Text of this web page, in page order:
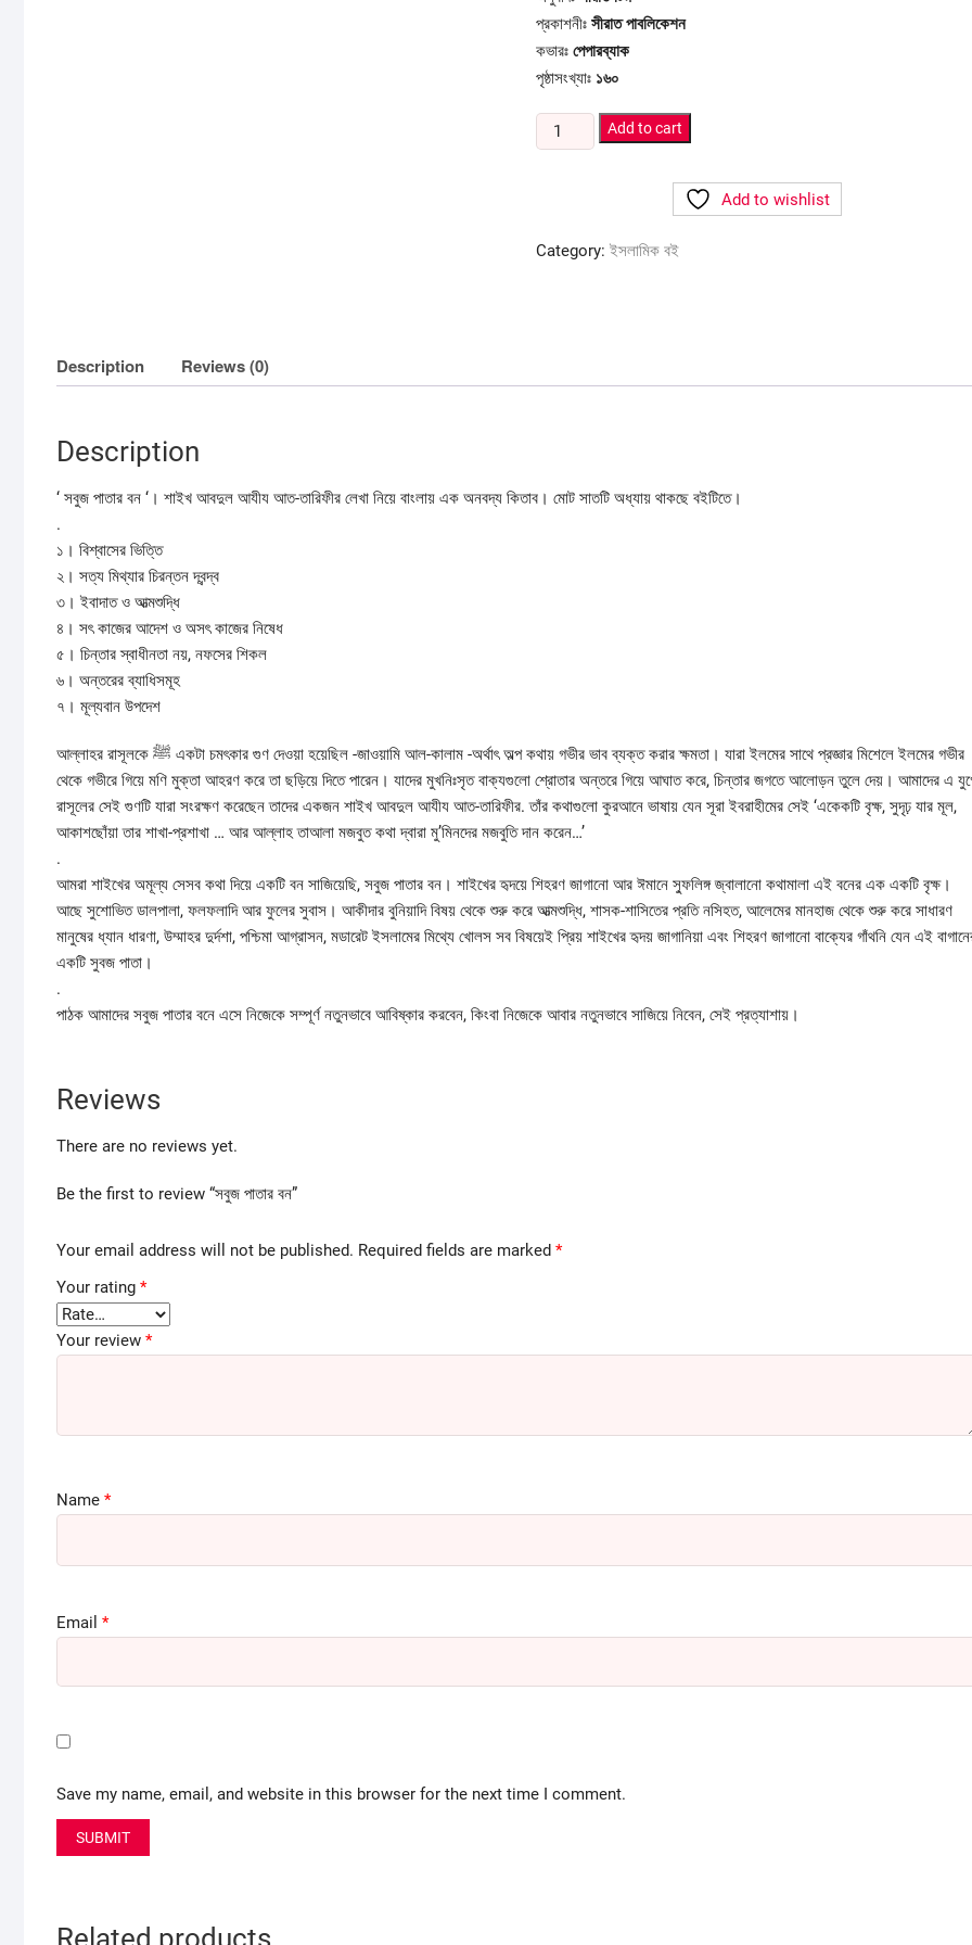
প্রকাশনীঃ সীরাত পাবলিকেশন
কভারঃ পেপারব্যাক
পৃষ্ঠাসংখ্যাঃ ১৬০
সবুজ
পাতার
Add to cart
Add to wishlist
Category: ইসলামিক বই
Description Reviews (0)
Description
‘ সবুজ পাতার বন ‘। শাইখ আবদুল আযীয আত-তারিফীর লেখা নিয়ে বাংলায় এক অনবদ্য কিতাব। মোট সাতটি অধ্যায় থাকছে বইটিতে।
.
১। বিশ্বাসের ভিত্তি
২। সত্য মিথ্যার চিরন্তন দ্বন্দ্ব
৩। ইবাদাত ও আত্মশুদ্ধি
৪। সৎ কাজের আদেশ ও অসৎ কাজের নিষেধ
৫। চিন্তার স্বাধীনতা নয়, নফসের শিকল
৬। অন্তরের ব্যাধিসমূহ
৭। মূল্যবান উপদেশ
আল্লাহর রাসূলকে ﷺ একটা চমৎকার গুণ দেওয়া হয়েছিল -জাওয়ামি আল-কালাম -অর্থাৎ অল্প কথায় গভীর ভাব ব্যক্ত করার ক্ষমতা। যারা ইলমের সাথে প্রজ্ঞার মিশেলে ইলমের গভীর
থেকে গভীরে গিয়ে মণি মুক্তা আহরণ করে তা ছড়িয়ে দিতে পারেন। যাদের মুখনিঃসৃত বাক্যগুলো শ্রোতার অন্তরে গিয়ে আঘাত করে, চিন্তার জগতে আলোড়ন তুলে দেয়। আমাদের এ
রাসূলের সেই গুণটি যারা সংরক্ষণ করেছেন তাদের একজন শাইখ আবদুল আযীয আত-তারিফীর. তাঁর কথাগুলো কুরআনে ভাষায় যেন সূরা ইবরাহীমের সেই ‘একেকটি বৃক্ষ, সুদৃঢ় যার মূল,
আকাশছোঁয়া তার শাখা-প্রশাখা … আর আল্লাহ তাআলা মজবুত কথা দ্বারা মু’মিনদের মজবুতি দান করেন…’
.
আমরা শাইখের অমূল্য সেসব কথা দিয়ে একটি বন সাজিয়েছি, সবুজ পাতার বন। শাইখের হৃদয়ে শিহরণ জাগানো আর ঈমানে স্ফুলিঙ্গ জ্বালানো কথামালা এই বনের এক একটি বৃক্ষ।
আছে সুশোভিত ডালপালা, ফলফলাদি আর ফুলের সুবাস। আকীদার বুনিয়াদি বিষয় থেকে শুরু করে আত্মশুদ্ধি, শাসক-শাসিতের প্রতি নসিহত, আলেমের মানহাজ থেকে শুরু করে সাধারণ
মানুষের ধ্যান ধারণা, উম্মাহর দুর্দশা, পশ্চিমা আগ্রাসন, মডারেট ইসলামের মিথ্যে খোলস সব বিষয়েই প্রিয় শাইখের হৃদয় জাগানিয়া এবং শিহরণ জাগানো বাক্যের গাঁথনি যেন এই
একটি সুবজ পাতা।
.
পাঠক আমাদের সবুজ পাতার বনে এসে নিজেকে সম্পূর্ণ নতুনভাবে আবিষ্কার করবেন, কিংবা নিজেকে আবার নতুনভাবে সাজিয়ে নিবেন, সেই প্রত্যাশায়।
Reviews
There are no reviews yet.
Be the first to review “সবুজ পাতার বন”
Your email address will not be published. Required fields are marked *
Your rating *
Your review *
Name *
Email *
Save my name, email, and website in this browser for the next time I comment.
Related products